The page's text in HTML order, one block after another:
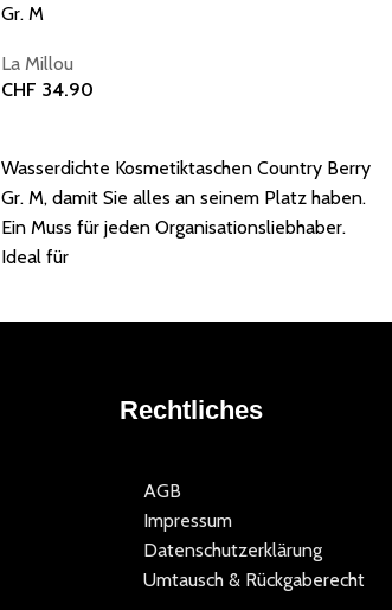
Gr. M
La Millou
CHF 34.90
Wasserdichte Kosmetiktaschen Country Berry
Gr. M, damit Sie alles an seinem Platz haben.
Ein Muss für jeden Organisationsliebhaber.
Ideal für
Rechtliches
AGB
Impressum
Datenschutzerklärung
Umtausch & Rückgaberecht